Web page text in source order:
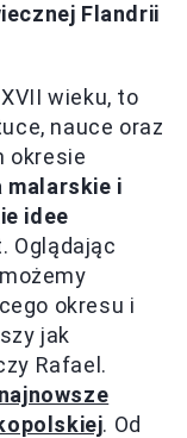
Flandrii
wieku, to
nauce oraz
okresie
malarskie i
idee
Oglądając
okresu i
jak
Rafael.
najnowsze
. Od